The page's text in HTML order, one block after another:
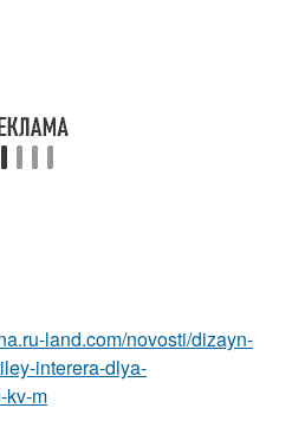
land.com/novosti/dizayn-
interera-dlya-
kv-m